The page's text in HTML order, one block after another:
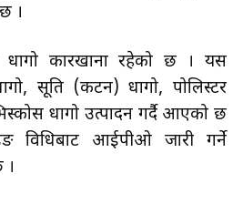
।
धागो कारखाना रहेको छ । यस
सूति (कटन) धागो, पोलिस्टर
धागो उत्पादन गर्दै आएको छ
विधिबाट आईपीओ जारी गर्ने
।